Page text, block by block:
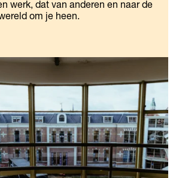
werk, dat van anderen en naar de
om je heen.